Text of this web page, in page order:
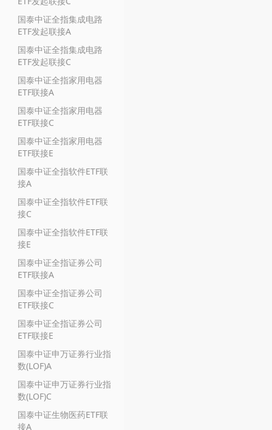
国泰中证全指集成电路
ETF发起联接A
国泰中证全指集成电路
ETF发起联接C
国泰中证全指家用电器
ETF联接A
国泰中证全指家用电器
ETF联接C
国泰中证全指家用电器
ETF联接E
国泰中证全指软件ETF联
接A
国泰中证全指软件ETF联
接C
国泰中证全指软件ETF联
接E
国泰中证全指证券公司
ETF联接A
国泰中证全指证券公司
ETF联接C
国泰中证全指证券公司
ETF联接E
国泰中证申万证券行业指
数(LOF)A
国泰中证申万证券行业指
数(LOF)C
国泰中证生物医药ETF联
接A